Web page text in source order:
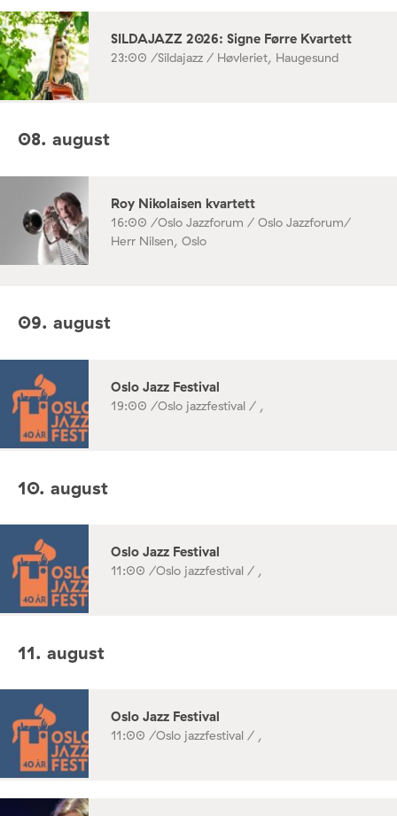
SILDAJAZZ 2026: Signe Førre Kvartett
23:00 /Sildajazz / Høvleriet, Haugesund
08. august
Roy Nikolaisen kvartett
16:00 /Oslo Jazzforum / Oslo Jazzforum/
Herr Nilsen, Oslo
09. august
Oslo Jazz Festival
19:00 /Oslo jazzfestival / ,
10. august
Oslo Jazz Festival
11:00 /Oslo jazzfestival / ,
11. august
Oslo Jazz Festival
11:00 /Oslo jazzfestival / ,